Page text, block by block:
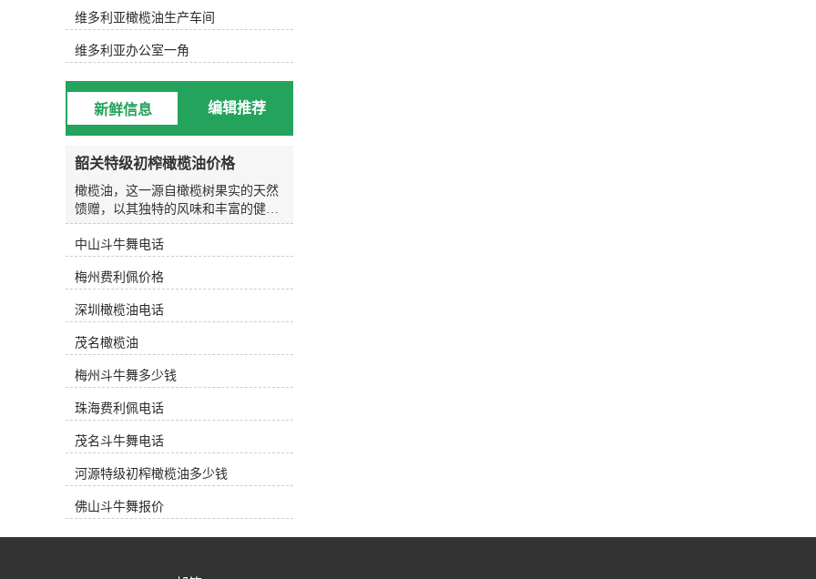
油(Ordinary Virgin)：口味与风味尚
可，酸度不超过3.3%。精炼橄榄油是
指酸度超过3.3%的初榨橄榄油精炼后
所得到的橄榄油，或成为“二次油”。
精炼橄榄油可分为两个级别：普通橄
榄油(Olive Oil)：精炼橄榄油与一定
比例的初榨橄榄油混合，以调和味道
与颜色，其酸度在1.5%以下，呈透明
的淡金黄色。(橄榄果渣油)精炼橄榄
杂质油(Refined Olive-Pomace Oil)：是
通过溶解法从油渣中提取并经过精炼
而得到的橄榄油。 市面上三大类橄榄
油 产地油 (Regional Oil)：指选用的橄
榄果出自一个国家某一个特定的种植
用的橄榄果品种和具体种植地。一些
及严格的加工方式获得欧盟原产地*
保护(PDO)。这类油风味口感特别，
果香浓郁，因此价格比较昂贵。通常
产地油都在橄榄油专卖店中销售，深
受中产阶级的爱戴。工业油 (Bulk
Oil)：在超市中销售的绝大多数都是
这类工业油的来源。他们从世界各主
勾兑混装。这类橄榄油在标签上没有
种植地，只标明灌瓶的产地。由于是
照统一的配方进行勾兑，因此工业油
一般口感比较划一，但因其价格低
维多利亚橄榄油生产车间
维多利亚办公室一角
新鲜信息 编辑推荐
韶关特级初榨橄榄油价格
橄榄油，这一源自橄榄树果实的天然
馈赠，以其独特的风味和丰富的健康
益处，逐渐成为现代家庭厨房中**的
一部分。在韶关，越来越多的消费者
格，希望能在日常饮食中融入这一健
康元素。今天，我们将带您深入了解
橄榄油的魅力，并探讨如何在韶关市
场上做出明智的选择。橄榄油的健康
之源橄榄油富含单不饱和脂肪酸，特
别是油酸，这种健康脂肪有助于调节
胆固醇水平，对心血管健康大有裨
益。此外，橄榄油中还含有丰富的维
分有助于抵抗自由基的损害，保护细
胞免受氧化压力，从而减缓衰老过
程，维护皮肤健康。无论是用于烹
饪、凉拌还是烘焙，橄榄油都能为食
物增添独特的风味和香气。其金黄的
色泽和醇厚的口感，使每一道菜肴都
油，不仅是对美味的追求，更是对健
中山斗牛舞电话
梅州费利佩价格
深圳橄榄油电话
茂名橄榄油
梅州斗牛舞多少钱
珠海费利佩电话
茂名斗牛舞电话
河源特级初榨橄榄油多少钱
佛山斗牛舞报价